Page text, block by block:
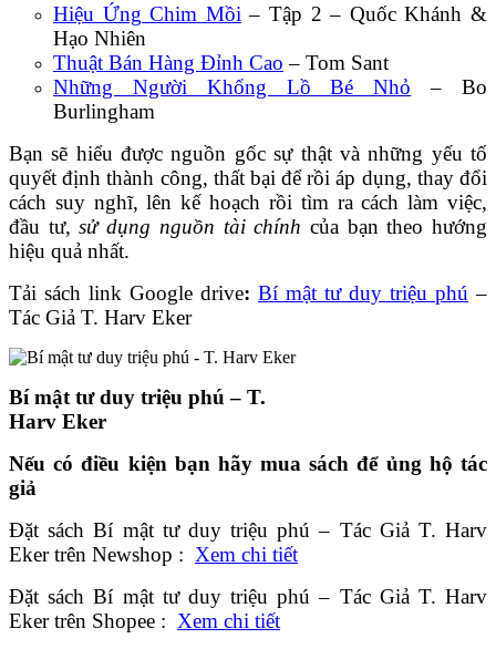
Hiệu Ứng Chim Mồi – Tập 2 – Quốc Khánh &
Hạo Nhiên
Thuật Bán Hàng Đỉnh Cao – Tom Sant
Những Người Khổng Lồ Bé Nhỏ – Bo
Burlingham
Bạn sẽ hiểu được nguồn gốc sự thật và những yếu tố
quyết định thành công, thất bại để rồi áp dụng, thay đổi
cách suy nghĩ, lên kế hoạch rồi tìm ra cách làm việc,
đầu tư,sử dụng nguồn tài chính của bạn theo hướng
hiệu quả nhất.
Tải sách link Google drive: Bí mật tư duy triệu phú –
Tác Giả T. Harv Eker
Bí mật tư duy triệu phú – T.
Harv Eker
Nếu có điều kiện bạn hãy mua sách để ủng hộ tác
giả
Đặt sách Bí mật tư duy triệu phú – Tác Giả T. Harv
Eker trên Newshop : Xem chi tiết
Đặt sách Bí mật tư duy triệu phú – Tác Giả T. Harv
Eker trên Shopee : Xem chi tiết